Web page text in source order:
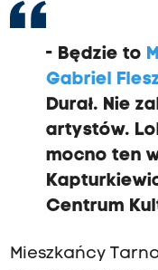
- Będzie to
Gabriel
Durał. Nie
artystów.
mocno ten
Centrum
Mieszkańcy